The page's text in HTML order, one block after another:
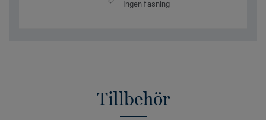
Ingen fasning
Tillbehör